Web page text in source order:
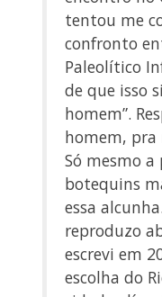
tentou me
confronto
Paleolítico
de que isso
homem”.
homem,
Só mesmo
botequins
essa
reproduzo
escrevi em
escolha do